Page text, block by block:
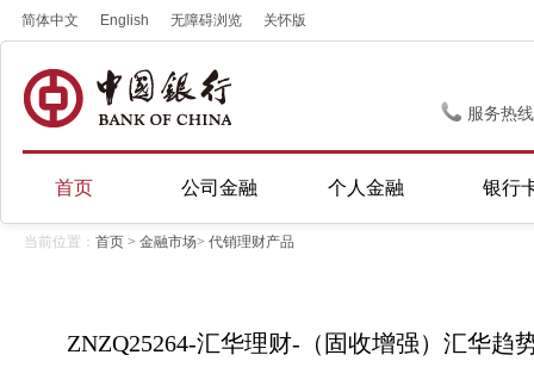
简体中文 English 无障碍浏览 关怀版
服务热
首页 公司金融 个人金融 银行
当前位置： 首页 > 金融市场> 代销理财产品
ZNZQ25264-汇华理财-（固收增强）汇华趋